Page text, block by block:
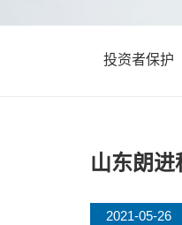
投资者保护
山东朗
2021-05-26